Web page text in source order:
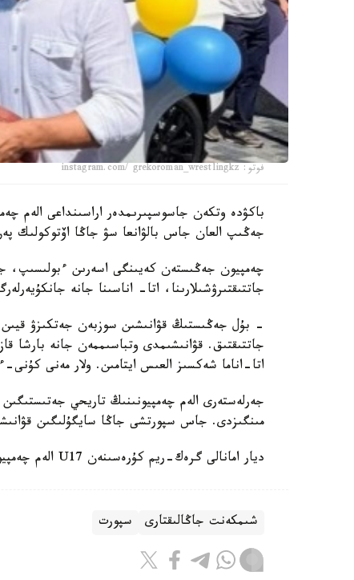
فوتو: instagram.com/ grekoroman_wrestlingkz
جەڭىپ العان جاس بالۋانعا سۋ جاڭا اۆتوكولىك
چەمپيون جەڭىستەن كەيىنگى اسەرىن ءبولىسىپ،
جاتتىقتىرۋشىلارىنا، اتا- اناسىنا جانە
- بۇل جەڭىستىڭ قۋانىشىن سوزبەن جەتكىزۋ
جاتتىقتىق. قۋانىشىمدى وتباسىممەن جانە بارشا
اتا-اناما شەكسىز العىس ايتامىن. ولار مەنى
جەرلەستەرى الەم چەمپيونىنىڭ تاريحي
مىنگىزدى. جاس سپورتشى جاڭا سايگۇلىگىن
ديار امانالى گرەك-ريم كۇرەسىنەن U17 الەم چەمپيوناتىندا التىن مەدال جەڭىپ العانىن جازعان ەدىك.
شىمكەنت جاڭالىقتارى سپورت